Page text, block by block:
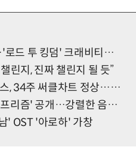
비티→에잇턴, 속마음 인터뷰 눈길
린지, 진짜 챌린지 될 듯”
정상…에스파 '수퍼노바' 14주째 스밍 톱
즘' 공개…강렬한 음악세계
' OST '아로하' 가창